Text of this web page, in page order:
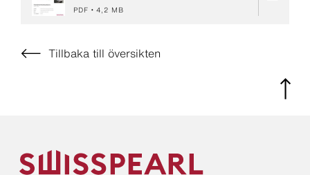
PDF 4,2 MB
Tillbaka till översikten